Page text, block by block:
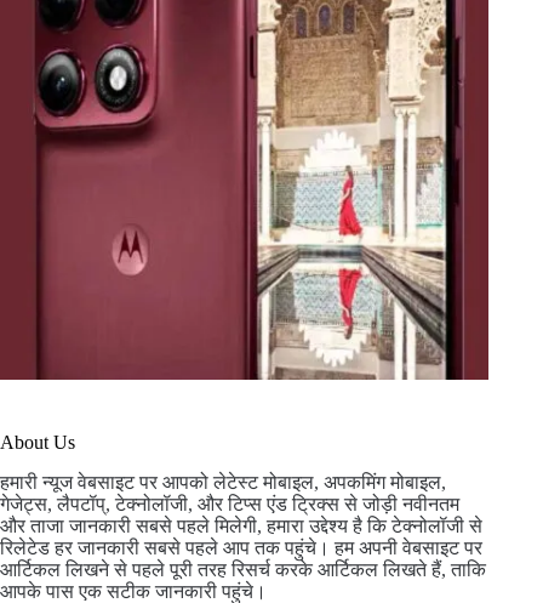
About Us
हमारी न्यूज वेबसाइट पर आपको लेटेस्ट मोबाइल, अपकमिंग मोबाइल,
गेजेट्स, लैपटॉप्, टेक्नोलॉजी, और टिप्स एंड ट्रिक्स से जोड़ी नवीनतम
और ताजा जानकारी सबसे पहले मिलेगी, हमारा उद्देश्य है कि टेक्नोलॉजी से
रिलेटेड हर जानकारी सबसे पहले आप तक पहुंचे। हम अपनी वेबसाइट पर
आर्टिकल लिखने से पहले पूरी तरह रिसर्च करके आर्टिकल लिखते हैं, ताकि
आपके पास एक सटीक जानकारी पहुंचे।